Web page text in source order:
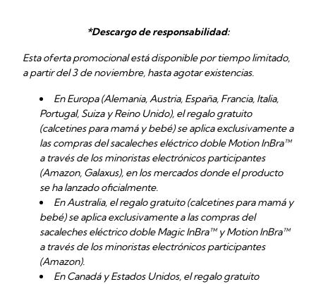
*Descargo de responsabilidad:
Esta oferta promocional está disponible por tiempo limitado,
a partir del 3 de noviembre, hasta agotar existencias.
En Europa (Alemania, Austria, España, Francia, Italia,
Portugal, Suiza y Reino Unido), el regalo gratuito
(calcetines para mamá y bebé) se aplica exclusivamente a
las compras del sacaleches eléctrico doble Motion InBra™
a través de los minoristas electrónicos participantes
(Amazon, Galaxus), en los mercados donde el producto
se ha lanzado oficialmente.
En Australia, el regalo gratuito (calcetines para mamá y
bebé) se aplica exclusivamente a las compras del
sacaleches eléctrico doble Magic InBra™ y Motion InBra™
a través de los minoristas electrónicos participantes
(Amazon).
En Canadá y Estados Unidos, el regalo gratuito